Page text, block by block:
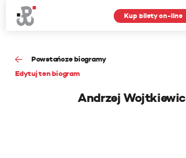
Kup bilety on-line
Powstańcze biogramy
Edytuj ten biogram
Andrzej